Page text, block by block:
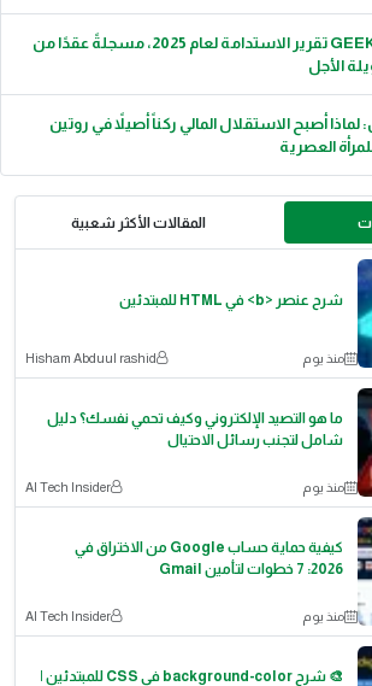
أصدرت GEEKVAPE تقرير الاستدامة لعام 2025، مسجلةً عقدًا من
الأجل
لماذا أصبح الاستقلال المالي ركناً أصيلاً في روتين
العصرية
المقالات الأكثر شعبية
شرح عنصر <b> في HTML للمبتدئين
منذ يوم Hisham Abduul rashid
ما هو التصيد الإلكتروني وكيف تحمي نفسك؟ دليل
شامل لتجنب رسائل الاحتيال
منذ يوم AI Tech Insider
كيفية حماية حساب Google من الاختراق في
2026: 7 خطوات لتأمين Gmail
منذ يوم AI Tech Insider
🎨 شرح background-color في CSS للمبتدئين |